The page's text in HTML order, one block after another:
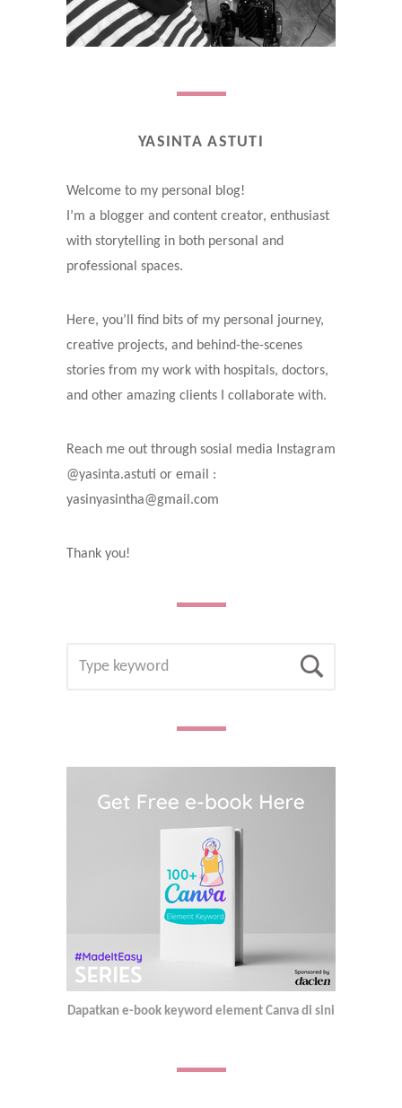
YASINTA ASTUTI
Welcome to my personal blog!
I’m a blogger and content creator, enthusiast
with storytelling in both personal and
professional spaces.
Here, you’ll find bits of my personal journey,
creative projects, and behind-the-scenes
stories from my work with hospitals, doctors,
and other amazing clients I collaborate with.
Reach me out through sosial media Instagram
@yasinta.astuti or email :
yasinyasintha@gmail.com
Thank you!
Dapatkan e-book keyword element Canva di sini